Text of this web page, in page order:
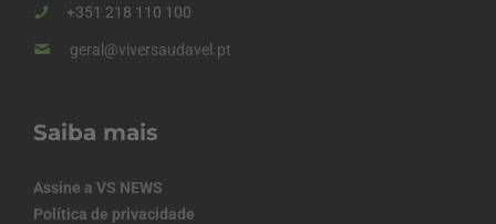
+351 218 110 100
geral@viversaudavel.pt
Saiba mais
Assine a VS NEWS
Política de privacidade